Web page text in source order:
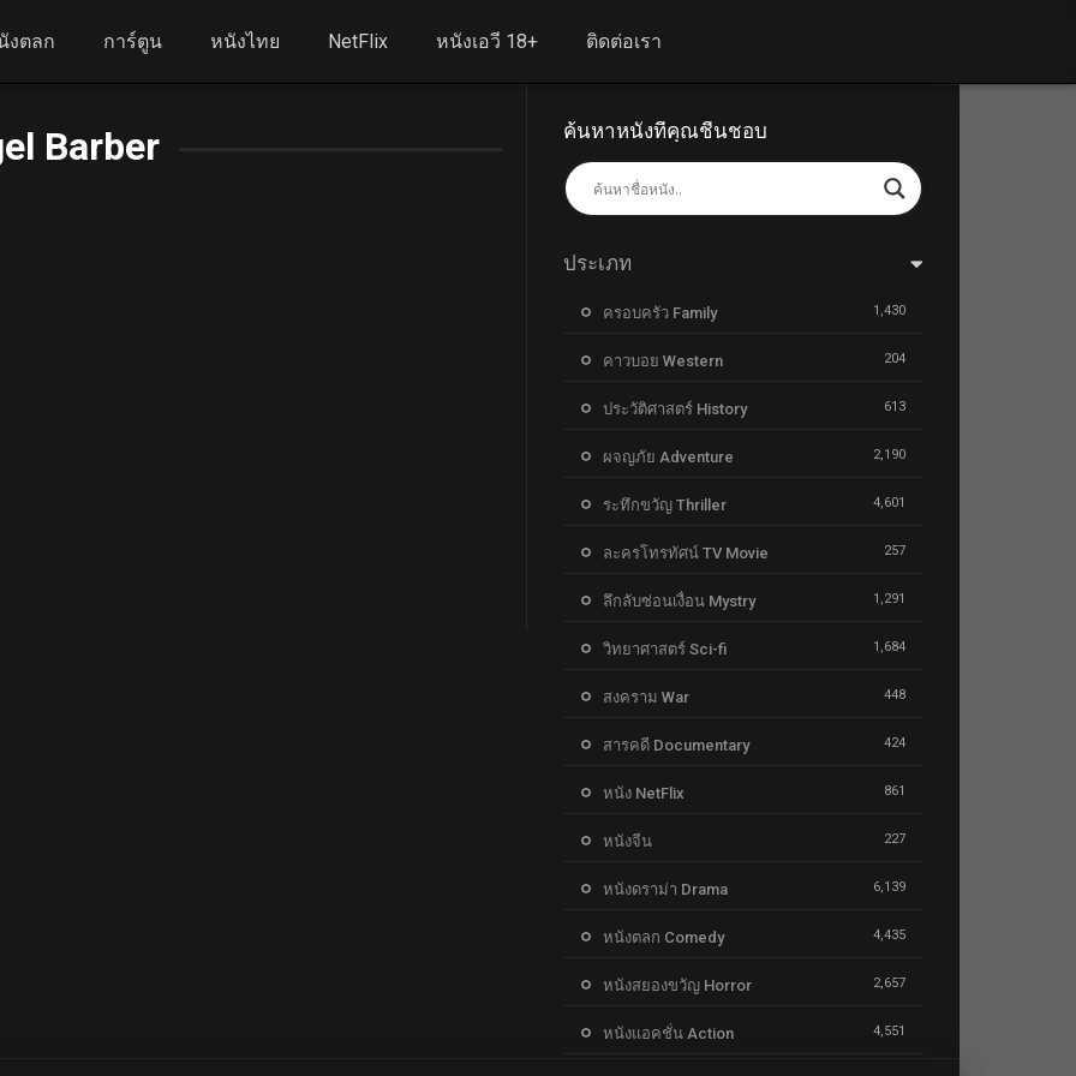
งตลก การ์ตูน หนังไทย NetFlix หนังเอวี 18+ ติดต่อเรา
Barber ค้นหาหนังที่คุณชื่นชอบ
ประเภท
ครอบครัว Family 1,430
คาวบอย Western 204
ประวัติศาสตร์ History 613
ผจญภัย Adventure 2,190
ระทึกขวัญ Thriller 4,601
ละครโทรทัศน์ TV Movie 257
ลึกลับซ่อนเงื่อน Mystry 1,291
วิทยาศาสตร์ Sci-fi 1,684
สงคราม War 448
สารคดี Documentary 424
หนัง NetFlix 861
หนังจีน 227
หนังดราม่า Drama 6,139
หนังตลก Comedy 4,435
หนังสยองขวัญ Horror 2,657
หนังแอคชั่น Action 4,551